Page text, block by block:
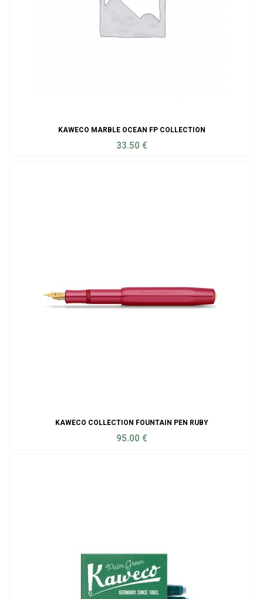
KAWECO MARBLE OCEAN FP COLLECTION
33.50 €
KAWECO COLLECTION FOUNTAIN PEN RUBY
95.00 €